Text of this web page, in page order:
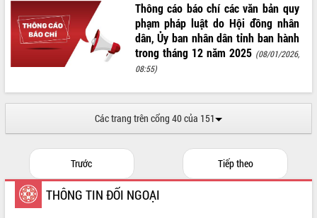
Thông cáo báo chí các văn bản quy
phạm pháp luật do Hội đồng nhân
dân, Ủy ban nhân dân tỉnh ban hành
trong tháng 12 năm 2025 (08/01/2026,
08:55)
Các trang trên cổng 40 của 151
Trước Tiếp theo
THÔNG TIN ĐỐI NGOẠI